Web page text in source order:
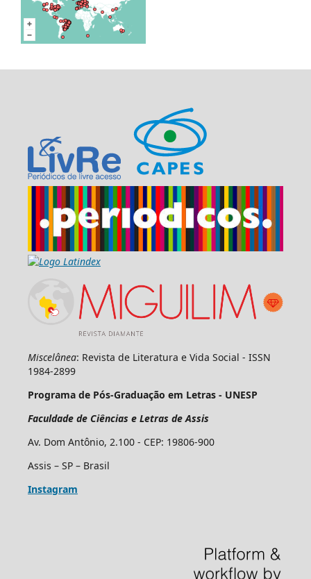
Miscelânea: Revista de Literatura e Vida Social - ISSN
1984-2899
Programa de Pós-Graduação em Letras - UNESP
Faculdade de Ciências e Letras de Assis
Av. Dom Antônio, 2.100 - CEP: 19806-900
Assis – SP – Brasil
Instagram